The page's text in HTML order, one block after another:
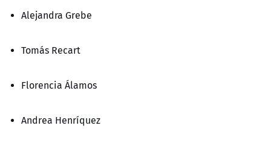
Alejandra Grebe
Tomás Recart
Florencia Álamos
Andrea Henríquez